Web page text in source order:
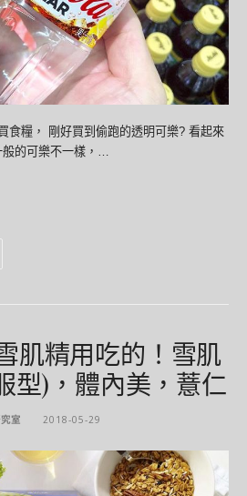
食糧， 剛好買到偷跑的透明可樂? 看起來
的可樂不一樣，…
肌精用吃的！雪肌
型)，體內美，薏仁
室 2018-05-29